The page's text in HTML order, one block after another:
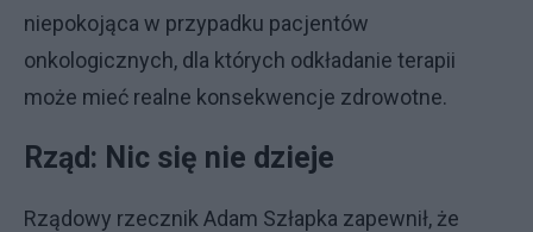
niepokojąca w przypadku pacjentów
onkologicznych, dla których odkładanie terapii
może mieć realne konsekwencje zdrowotne.
Rząd: Nic się nie dzieje
Rządowy rzecznik Adam Szłapka zapewnił, że